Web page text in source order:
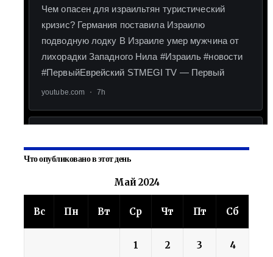
Что опубликовано в этот день
Май 2024
Вс Пн Вт Ср Чт Пт Сб
1 2 3 4